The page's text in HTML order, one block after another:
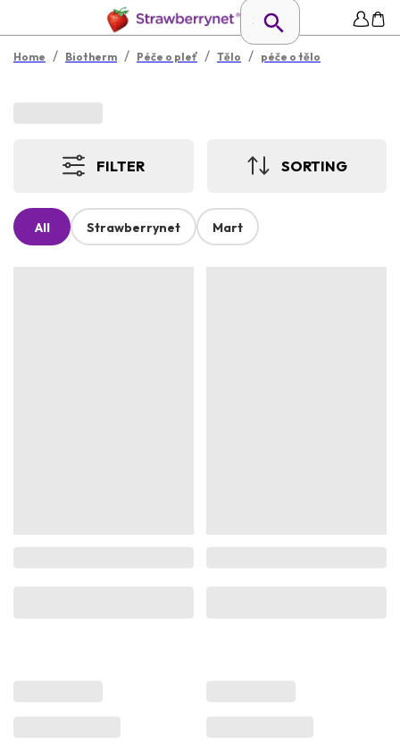
Home / Biotherm / Péče o pleť / Tělo / péče o tělo
FILTER SORTING
All Strawberrynet Mart